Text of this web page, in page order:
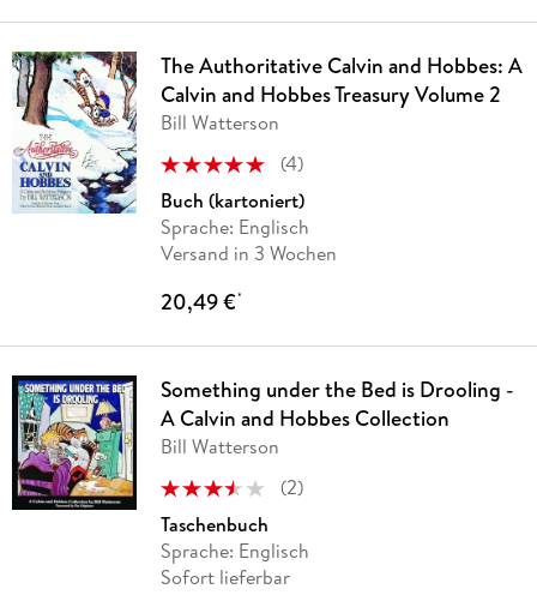
The Authoritative Calvin and Hobbes: A
Calvin and Hobbes Treasury Volume 2
Bill Watterson
(4)
Buch (kartoniert)
Sprache: Englisch
Versand in 3 Wochen
20,49 €*
Something under the Bed is Drooling -
A Calvin and Hobbes Collection
Bill Watterson
(2)
Taschenbuch
Sprache: Englisch
Sofort lieferbar